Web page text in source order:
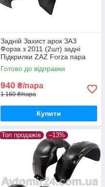
Задній Захист арок ЗАЗ
Форза з 2011 (2шт) задні
Підкрилки ZAZ Forza пара
задніх
Готово до відправки
940 ₴/пара
1 160 ₴/пара
Купити
Топ продажів –13%